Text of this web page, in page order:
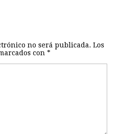
no será publicada. Los
con *